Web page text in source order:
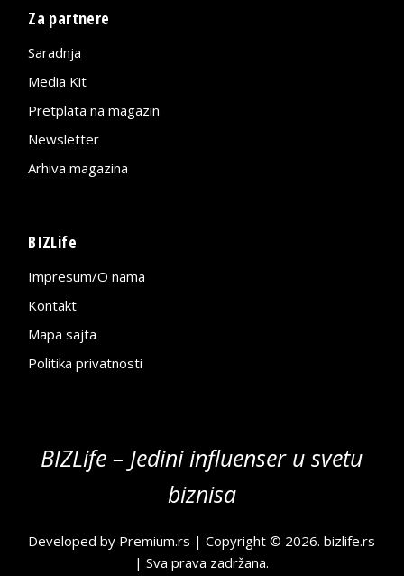
Za partnere
Saradnja
Media Kit
Pretplata na magazin
Newsletter
Arhiva magazina
BIZLife
Impresum/O nama
Kontakt
Mapa sajta
Politika privatnosti
BIZLife – Jedini influenser u svetu
biznisa
Developed by Premium.rs | Copyright © 2026.bizlife.rs
| Sva prava zadržana.